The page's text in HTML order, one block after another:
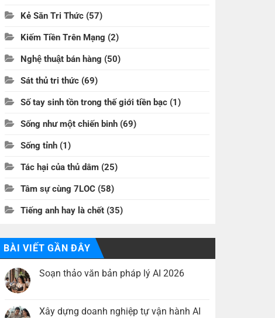
Kẻ Săn Tri Thức (57)
Kiếm Tiền Trên Mạng (2)
Nghệ thuật bán hàng (50)
Sát thủ tri thức (69)
Số tay sinh tồn trong thế giới tiền bạc (1)
Sống như một chiến binh (69)
Sống tỉnh (1)
Tác hại của thủ dâm (25)
Tâm sự cùng 7LOC (58)
Tiếng anh hay là chết (35)
BÀI VIẾT GẦN ĐÂY
Soạn thảo văn bản pháp lý AI 2026
luận
Xây dựng doanh nghiệp tự vận hành AI